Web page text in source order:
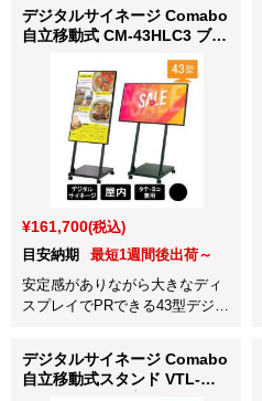
デジタルサイネージ Comabo
自立移動式 CM-43HLC3 ブラ
¥161,700(税込)
目安納期
最短1週間後出荷～
安定感がありながら大きなディ
スプレイでPRできる43型デジタ
デジタルサイネージ Comabo
自立移動式スタンド VTL-